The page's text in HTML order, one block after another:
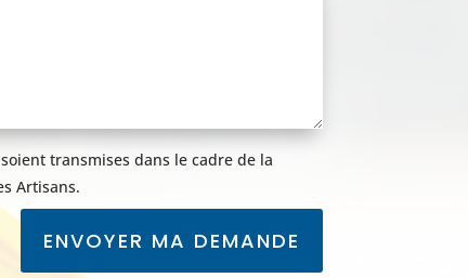
transmises dans le cadre de la
Artisans.
ENVOYER MA DEMANDE